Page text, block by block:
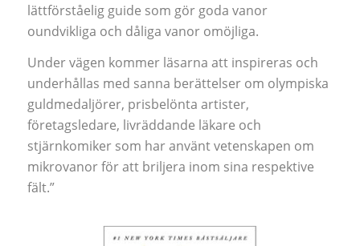
lättförståelig guide som gör goda vanor
oundvikliga och dåliga vanor omöjliga.
Under vägen kommer läsarna att inspireras och
underhållas med sanna berättelser om olympiska
guldmedaljörer, prisbelönta artister,
företagsledare, livräddande läkare och
stjärnkomiker som har använt vetenskapen om
mikrovanor för att briljera inom sina respektive
fält.”